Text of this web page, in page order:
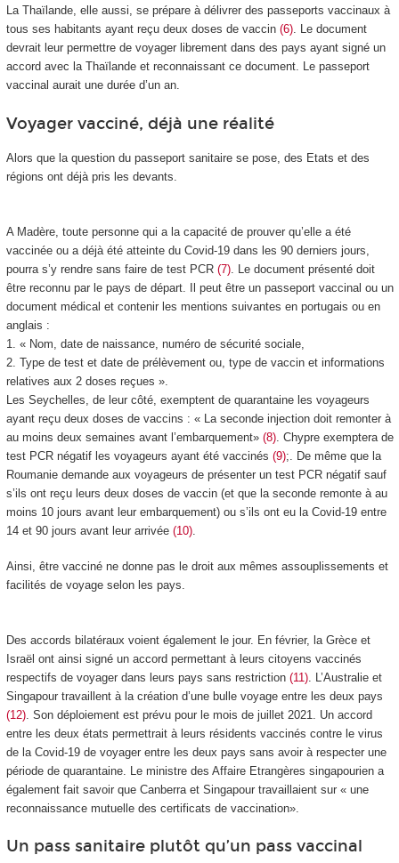
La Thaïlande, elle aussi, se prépare à délivrer des passeports vaccinaux à
tous ses habitants ayant reçu deux doses de vaccin (6). Le document
devrait leur permettre de voyager librement dans des pays ayant signé un
accord avec la Thaïlande et reconnaissant ce document. Le passeport
vaccinal aurait une durée d’un an.
Voyager vacciné, déjà une réalité
Alors que la question du passeport sanitaire se pose, des Etats et des
régions ont déjà pris les devants.
A Madère, toute personne qui a la capacité de prouver qu’elle a été
vaccinée ou a déjà été atteinte du Covid-19 dans les 90 derniers jours,
pourra s’y rendre sans faire de test PCR (7). Le document présenté doit
être reconnu par le pays de départ. Il peut être un passeport vaccinal ou un
document médical et contenir les mentions suivantes en portugais ou en
anglais :
1. « Nom, date de naissance, numéro de sécurité sociale,
2. Type de test et date de prélèvement ou, type de vaccin et informations
relatives aux 2 doses reçues ».
Les Seychelles, de leur côté, exemptent de quarantaine les voyageurs
ayant reçu deux doses de vaccins : « La seconde injection doit remonter à
au moins deux semaines avant l’embarquement» (8). Chypre exemptera de
test PCR négatif les voyageurs ayant été vaccinés (9);. De même que la
Roumanie demande aux voyageurs de présenter un test PCR négatif sauf
s’ils ont reçu leurs deux doses de vaccin (et que la seconde remonte à au
moins 10 jours avant leur embarquement) ou s’ils ont eu la Covid-19 entre
14 et 90 jours avant leur arrivée (10).
Ainsi, être vacciné ne donne pas le droit aux mêmes assouplissements et
facilités de voyage selon les pays.
Des accords bilatéraux voient également le jour. En février, la Grèce et
Israël ont ainsi signé un accord permettant à leurs citoyens vaccinés
respectifs de voyager dans leurs pays sans restriction (11). L’Australie et
Singapour travaillent à la création d’une bulle voyage entre les deux pays
(12). Son déploiement est prévu pour le mois de juillet 2021. Un accord
entre les deux états permettrait à leurs résidents vaccinés contre le virus
de la Covid-19 de voyager entre les deux pays sans avoir à respecter une
période de quarantaine. Le ministre des Affaire Etrangères singapourien a
également fait savoir que Canberra et Singapour travaillaient sur « une
reconnaissance mutuelle des certificats de vaccination».
Un pass sanitaire plutôt qu’un pass vaccinal